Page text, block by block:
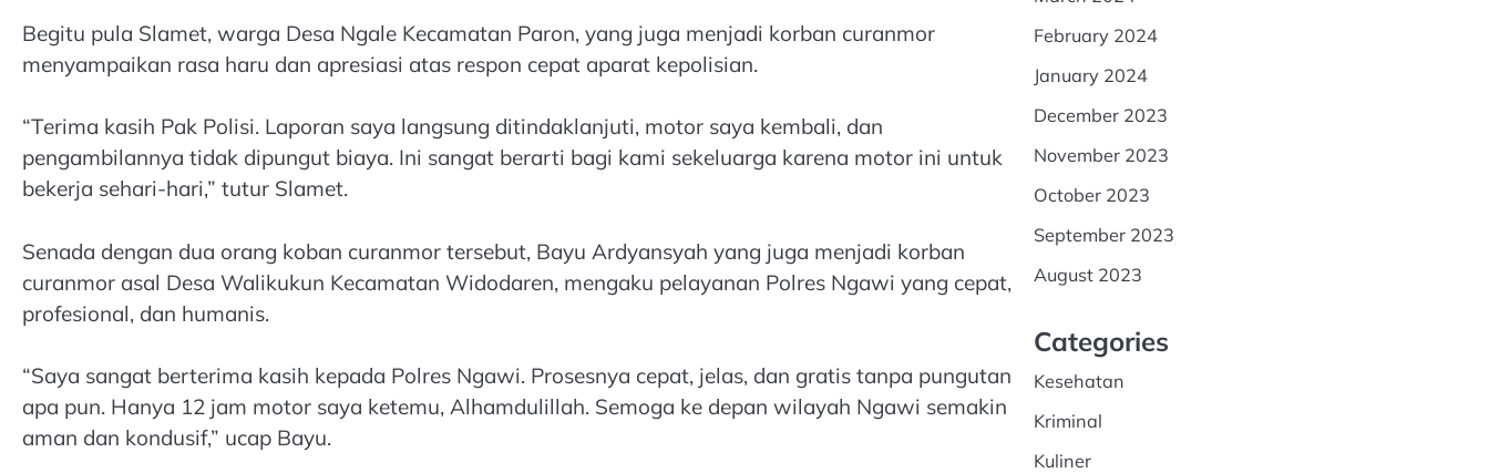
Begitu pula Slamet, warga Desa Ngale Kecamatan Paron, yang juga menjadi korban curanmor
menyampaikan rasa haru dan apresiasi atas respon cepat aparat kepolisian.
“Terima kasih Pak Polisi. Laporan saya langsung ditindaklanjuti, motor saya kembali, dan
pengambilannya tidak dipungut biaya. Ini sangat berarti bagi kami sekeluarga karena motor ini untuk
bekerja sehari-hari,” tutur Slamet.
Senada dengan dua orang koban curanmor tersebut, Bayu Ardyansyah yang juga menjadi korban
curanmor asal Desa Walikukun Kecamatan Widodaren, mengaku pelayanan Polres Ngawi yang cepat,
profesional, dan humanis.
“Saya sangat berterima kasih kepada Polres Ngawi. Prosesnya cepat, jelas, dan gratis tanpa pungutan
apa pun. Hanya 12 jam motor saya ketemu, Alhamdulillah. Semoga ke depan wilayah Ngawi semakin
aman dan kondusif,” ucap Bayu.
February 2024
January 2024
December 2023
November 2023
October 2023
September 2023
August 2023
Categories
Kesehatan
Kriminal
Kuliner